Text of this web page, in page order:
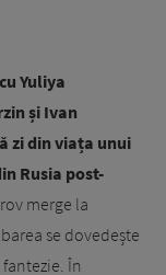
Yuliya
și Ivan
zi din viața unui
Rusia post-
merge la
se dovedește
În